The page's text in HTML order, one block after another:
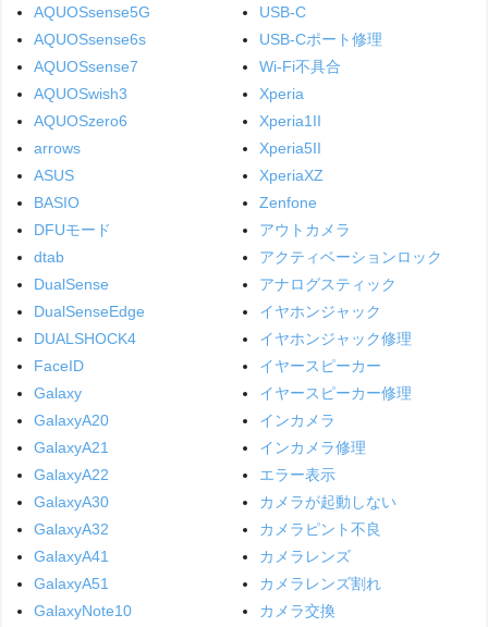
AQUOSsense5G
AQUOSsense6s
AQUOSsense7
AQUOSwish3
AQUOSzero6
arrows
ASUS
BASIO
DFUモード
dtab
DualSense
DualSenseEdge
DUALSHOCK4
FaceID
Galaxy
GalaxyA20
GalaxyA21
GalaxyA22
GalaxyA30
GalaxyA32
GalaxyA41
GalaxyA51
GalaxyNote10
USB-C
USB-Cポート修理
Wi-Fi不具合
Xperia
Xperia1II
Xperia5II
XperiaXZ
Zenfone
アウトカメラ
アクティベーションロック
アナログスティック
イヤホンジャック
イヤホンジャック修理
イヤースピーカー
イヤースピーカー修理
インカメラ
インカメラ修理
エラー表示
カメラが起動しない
カメラピント不良
カメラレンズ
カメラレンズ割れ
カメラ交換